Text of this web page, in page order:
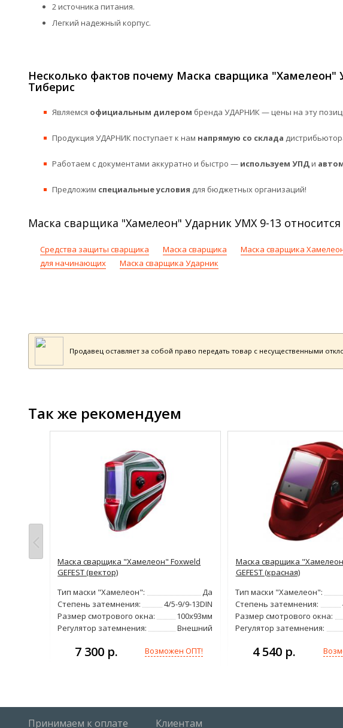
2 источника питания.
Легкий надежный корпус.
Несколько фактов почему Маска сварщика
Тиберис
Являемся официальным дилером бренда УДАРНИК — цены на эту
Продукция УДАРНИК поступает к нам напрямую со склада
Работаем с документами аккуратно и быстро — используем УПДи
Предложим специальные условия для бюджетных организаций!
Маска сварщика "Хамелеон" Ударник УМХ 9-13 относится
Средства защиты сварщика Маска сварщика Маска сварщика
для начинающих
Маска сварщика Ударник
Продавец оставляет за собой право передать товар с несущественными
Так же рекомендуем
SUN-9
Маска сварщика "Хамелеон" Foxweld
GEFEST (вектор)
Тип маски "Хамелеон":
Да
Степень затемнения:
4/5-9/9-13DIN
Размер смотрового окна:
100х93мм
Регулятор затемнения:
Внешний
7 300 р. Возможен ОПТ!
Маска сварщика
GEFEST (красная)
Тип маски "Хамелеон":
Степень затемнения:
Размер смотрового окна:
Регулятор затемнения:
4 540 р.
Принимаем к оплате Клиентам